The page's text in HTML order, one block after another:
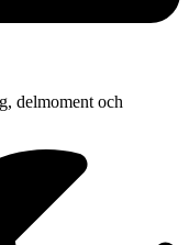
delmoment och